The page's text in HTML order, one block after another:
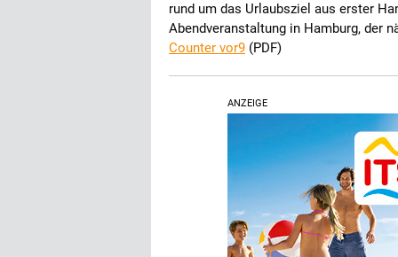
rund um das Urlaubsziel aus erster
Abendveranstaltung in Hamburg, der
Counter vor9 (PDF)
ANZEIGE